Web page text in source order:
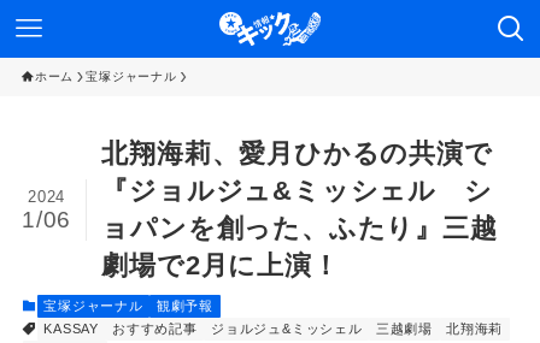
ホーム 宝塚ジャーナル
北翔海莉、愛月ひかるの共演で
『ジョルジュ&ミッシェル シ
ョパンを創った、ふたり』三越
劇場で2月に上演！
2024
1/06
宝塚ジャーナル
観劇予報
KASSAY
おすすめ記事 ジョルジュ&ミッシェル 三越劇場
北翔海莉